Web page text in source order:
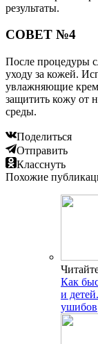
результаты.
СОВЕТ №4
После процедуры
уходу за кожей.
увлажняющие
защитить кожу от
среды.
Поделиться
Отправить
Класснуть
Похожие
Как
и
ушибов